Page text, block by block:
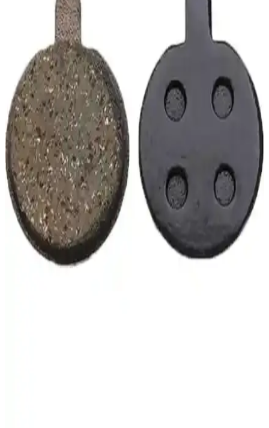
KNT'nin alüminyum fren takımı, kolay montaj, dayanıklılık ve
uygun fiyatıyla bisiklet kullanıcılarının tercihidir. Performans ve
kaliteyi bir arada sunar.
S-Shine V-Fren Kolu Ssy-17C Alüminyum Siyah
Dayanıklı ve Estetik Bisiklet Motosiklet Fren Kolu
S-Shine V-Fren Kolu Ssy-17C, alüminyum malzeme ve siyah
tasarımıyla dayanıklılık ve estetiği bir arada sunar. Kolay montajı ve
ergonomik tasarımıyla bisiklet ve motosiklet kullanıcılarının
güvenliğini artırır.
Peak Fren Tel ve Kablo Seti Ön Arka Takım Ürün
İncelemesi ve Uygun Kullanım Alanları
Peak Fren Tel ve Kablo seti, dayanıklı malzemeleriyle motosiklet ve
bisikletlerin fren performansını artırır, uygun ölçüleriyle kolay
montaj sağlar, güvenle kullanılır.
CNH V-Brake Fren Pabucu: Dayanıklı ve Uygun
Fiyatlı Bisiklet Fren Sistemi
CNH markasının V-Brake fren pabucu seti, çeşitli bisiklet